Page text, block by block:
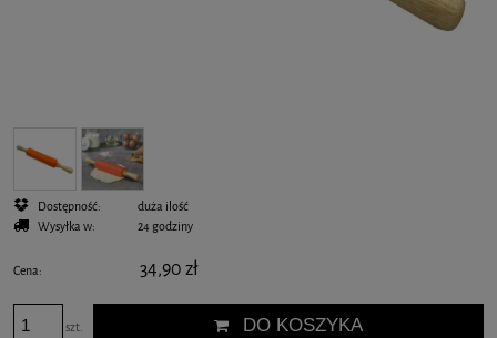
Dostępność:
duża ilość
Wysyłka w:
24 godziny
Cena: 34,90 zł
szt. DO KOSZYKA